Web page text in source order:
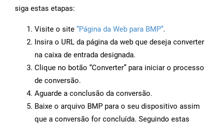
siga estas etapas:
Visite o site “Página da Web para BMP”.
Insira o URL da página da web que deseja converter
na caixa de entrada designada.
Clique no botão “Converter” para iniciar o processo
de conversão.
Aguarde a conclusão da conversão.
Baixe o arquivo BMP para o seu dispositivo assim
que a conversão for concluída. Seguindo estas